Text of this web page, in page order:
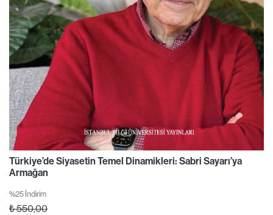
Türkiye’de Siyasetin Temel Dinamikleri: Sabri Sayarı’ya
Armağan
%25 İndirim
₺550,00